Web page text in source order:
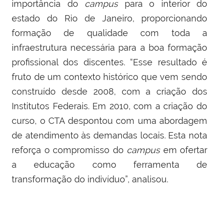
importância do campuspara o interior do
estado do Rio de Janeiro, proporcionando
formação de qualidade com toda a
infraestrutura necessária para a boa formação
profissional dos discentes. “Esse resultado é
fruto de um contexto histórico que vem sendo
construído desde 2008, com a criação dos
Institutos Federais. Em 2010, com a criação do
curso, o CTA despontou com uma abordagem
de atendimento às demandas locais. Esta nota
reforça o compromisso do campus em ofertar
a educação como ferramenta de
transformação do indivíduo”, analisou.